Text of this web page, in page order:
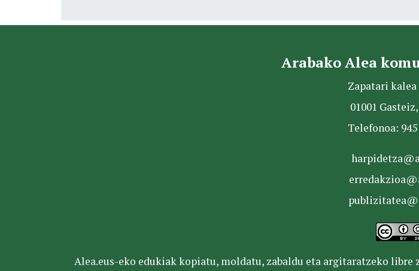
Arabako Alea
Zapatari kalea
01001
Telefonoa: 945
Alea.eus-eko edukiak kopiatu, moldatu, zabaldu eta argitaratzeko